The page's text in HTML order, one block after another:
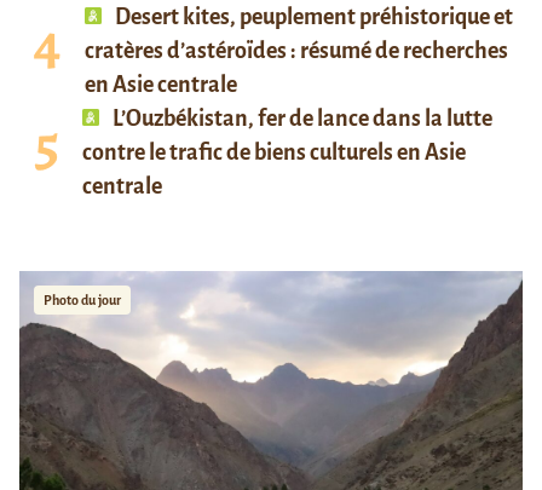
Desert kites, peuplement préhistorique et
cratères d’astéroïdes : résumé de recherches
en Asie centrale
L’Ouzbékistan, fer de lance dans la lutte
contre le trafic de biens culturels en Asie
centrale
Photo du jour